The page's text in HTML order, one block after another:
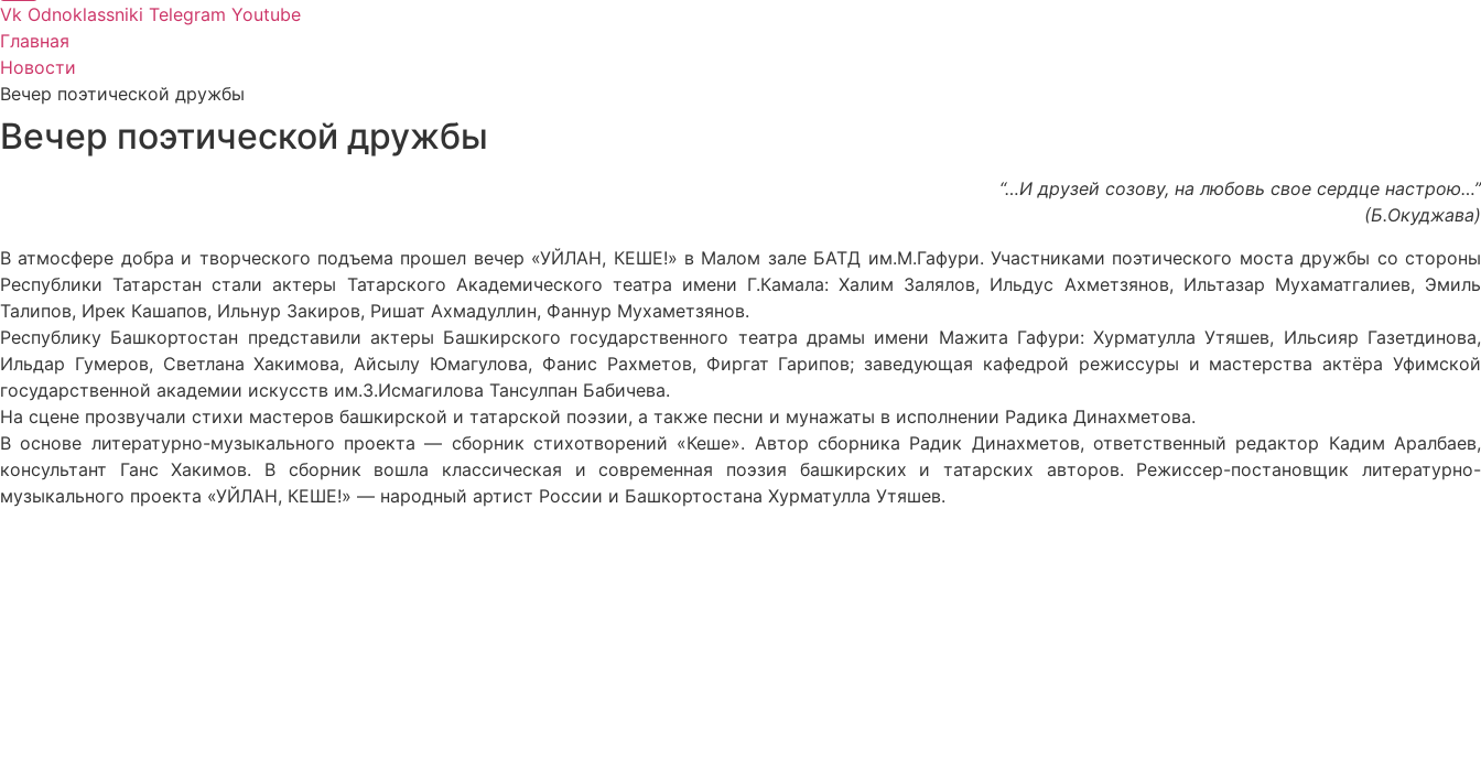
Vk Odnoklassniki Telegram Youtube
Главная
Новости
Вечер поэтической дружбы
Вечер поэтической дружбы
“…И друзей созову, на любовь свое сердце настрою…”
(Б.Окуджава)
В атмосфере добра и творческого подъема прошел вечер «УЙЛАН, КЕШЕ!» в Малом зале БАТД им.М.Гафури. Участниками поэтического моста дружбы со стороны
Республики Татарстан стали актеры Татарского Академического театра имени Г.Камала: Халим Залялов, Ильдус Ахметзянов, Ильтазар Мухаматгалиев, Эмиль
Талипов, Ирек Кашапов, Ильнур Закиров, Ришат Ахмадуллин, Фаннур Мухаметзянов.
Республику Башкортостан представили актеры Башкирского государственного театра драмы имени Мажита Гафури: Хурматулла Утяшев, Ильсияр Газетдинова,
Ильдар Гумеров, Светлана Хакимова, Айсылу Юмагулова, Фанис Рахметов, Фиргат Гарипов; заведующая кафедрой режиссуры и мастерства актёра Уфимской
государственной академии искусств им.З.Исмагилова Тансулпан Бабичева.
На сцене прозвучали стихи мастеров башкирской и татарской поэзии, а также песни и мунажаты в исполнении Радика Динахметова.
В основе литературно-музыкального проекта — сборник стихотворений «Кеше». Автор сборника Радик Динахметов, ответственный редактор Кадим Аралбаев,
консультант Ганс Хакимов. В сборник вошла классическая и современная поэзия башкирских и татарских авторов. Режиссер-постановщик литературно-
музыкального проекта «УЙЛАН, КЕШЕ!» — народный артист России и Башкортостана Хурматулла Утяшев.